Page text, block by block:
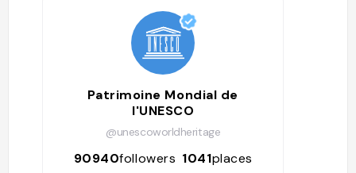
Patrimoine Mondial de
l'UNESCO
@unescoworldheritage
90940followers 1041places